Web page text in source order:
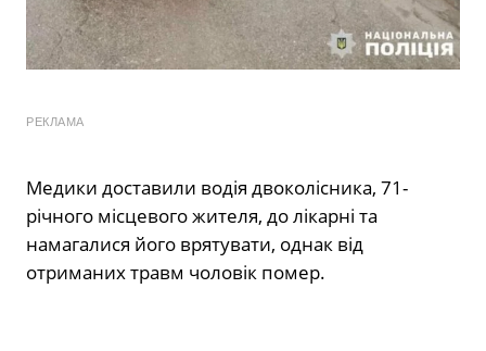
РЕКЛАМА
Медики доставили водія двоколісника, 71-
річного місцевого жителя, до лікарні та
намагалися його врятувати, однак від
отриманих травм чоловік помер.